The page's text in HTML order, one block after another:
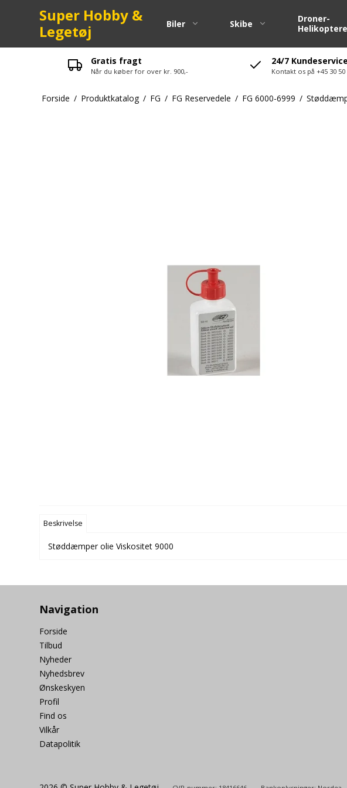
Super Hobby &
Legetøj
Biler Skibe
Droner-
Kuglelejer
Maling
Lim
Olie / Fedt
Gratis fragt
Når du køber for over kr. 900,-
24/7 Kundeservice
Kontakt os på +45 30 50
Forside / Produktkatalog / FG / FG Reservedele / FG 6000-6999 /
Beskrivelse
Støddæmper olie Viskositet 9000
Navigation
Forside
Tilbud
Nyheder
Nyhedsbrev
Ønskeskyen
Profil
Find os
Vilkår
Datapolitik